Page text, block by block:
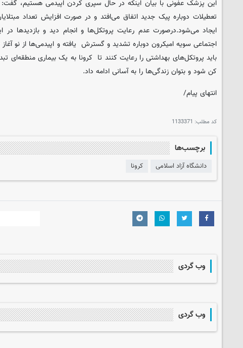
این پزشک عفونی با بیان اینکه در حال سپری کردن اپیدمی هستیم، گفت:
تعطیلات دوباره پیک جدید اتفاق می‌افتد و در صورت افزایش تعداد
ایجاد می‌شود.درصورت عدم رعایت پروتکل‌ها و انجام دید و بازدیدها در
اجتماعی سویه امیکرون دوباره تشدید و گسترش یافته و اپیدمی‌ها از نو
باید پروتکل‌های بهداشتی را رعایت کنند تا کرونا به یک بیماری منطقه‌ای
کن شود و بتوان زندگی‌ها را به آسانی ادامه داد.
انتهای پیام/
کد مطلب: 1133371
برچسب‌ها
دانشگاه آزاد اسلامی کرونا
وب گردی
وب گردی